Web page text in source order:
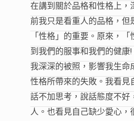
在講到關於品格和性格上，
前我只是看重人的品格，但
「性格」的重要。原來，
到我們的服事和我們的健康
我深深的被照，影響我生命
性格所帶來的失敗。我看見
話不加思考，說話態度不好
人。也看見自己缺少愛心，